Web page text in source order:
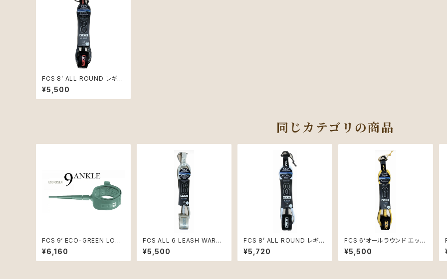
FCS 8’ ALL ROUND レギュ
ラー ファン用 FLAME RED
¥5,500
同じカテゴリの商品
FCS 9‘ ECO-GREEN LON
GBOARD ANKLE ESSENTI
AL LEASH
¥6,160
FCS ALL 6 LEASH WARM-
GREY/I.GREEN
¥5,500
FCS 8’ ALL ROUND レギュ
ラー ファン用 WHITE/BLAC
K
¥5,720
FCS 6‘オールラウンド エッセ
ンシャル リーシュ マンゴー
¥5,500